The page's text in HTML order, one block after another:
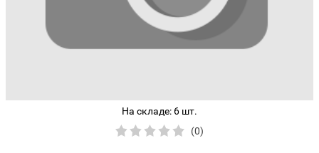
На складе: 6 шт.
(0)